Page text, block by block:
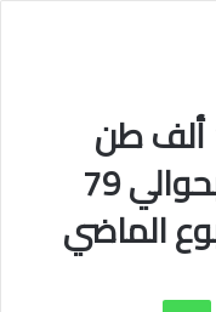
الزراعة: الإفراج عن 150 ألف طن
أعلاف”الذرة والصويا” بحوالي 79
الماضي
لينكدإن